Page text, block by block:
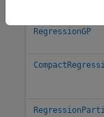
RegressionGP